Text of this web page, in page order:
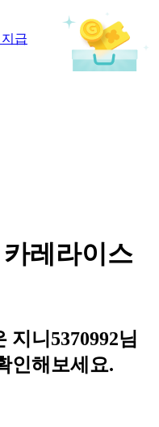
급
카레라이스
지니5370992님
인해보세요.